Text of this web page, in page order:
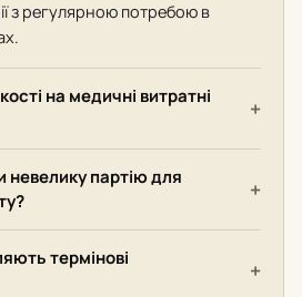
з регулярною потребою в
на медичні витратні
партію для
термінові